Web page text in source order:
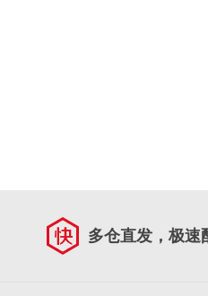
多仓直发，极速